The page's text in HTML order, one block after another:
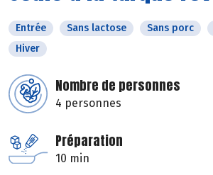
Entrée Sans lactose Sans porc
Hiver
Nombre de personnes
4 personnes
Préparation
10 min